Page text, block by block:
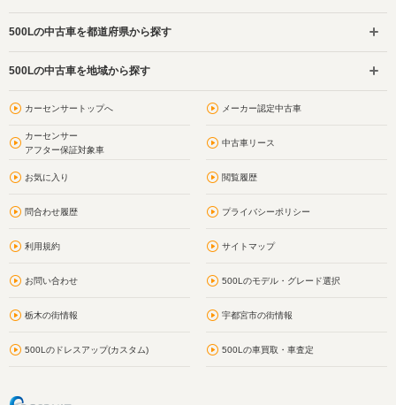
500Lの中古車を都道府県から探す
500Lの中古車を地域から探す
カーセンサートップへ メーカー認定中古車
カーセンサー
アフター保証対象車
中古車リース
お気に入り 閲覧履歴
問合わせ履歴 プライバシーポリシー
利用規約 サイトマップ
お問い合わせ 500Lのモデル・グレード選択
栃木の街情報 宇都宮市の街情報
500Lのドレスアップ(カスタム) 500Lの車買取・車査定